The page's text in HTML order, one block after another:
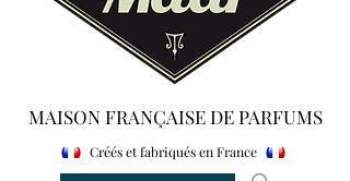
Créés et fabriqués en France
MAISON FRANÇAISE DE PARFUMS